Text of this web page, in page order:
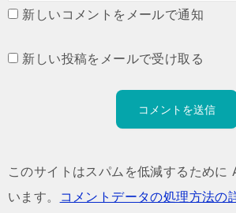
新しいコメントをメールで通知
新しい投稿をメールで受け取る
このサイトはスパムを低減するため
います。
コメントデータの処理方法の